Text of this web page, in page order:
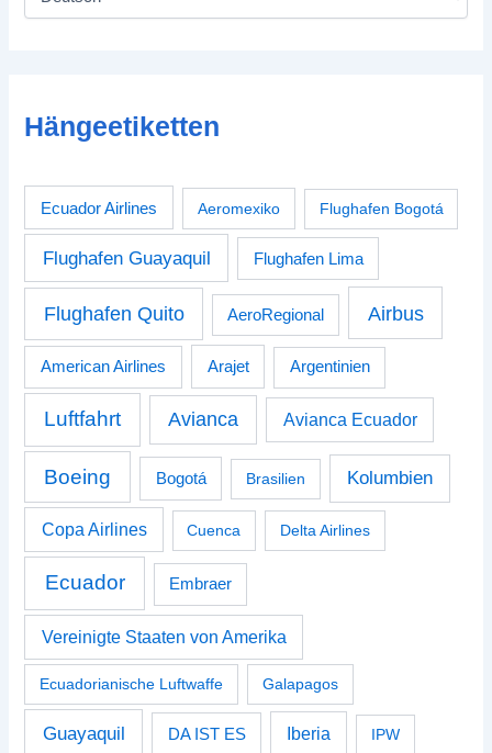
Hängeetiketten
Ecuador Airlines Aeromexiko Flughafen Bogotá
Flughafen Guayaquil Flughafen Lima
Flughafen Quito AeroRegional Airbus
American Airlines Arajet Argentinien
Luftfahrt Avianca Avianca Ecuador
Boeing Bogotá Brasilien Kolumbien
Copa Airlines Cuenca Delta Airlines
Ecuador Embraer
Vereinigte Staaten von Amerika
Ecuadorianische Luftwaffe Galapagos
Guayaquil DA IST ES Iberia IPW